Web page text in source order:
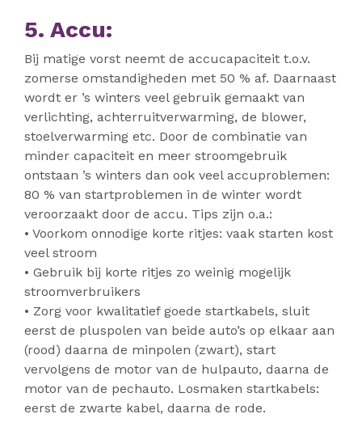
5. Accu:
Bij matige vorst neemt de accucapaciteit t.o.v.
zomerse omstandigheden met 50 % af. Daarnaast
wordt er ’s winters veel gebruik gemaakt van
verlichting, achterruitverwarming, de blower,
stoelverwarming etc. Door de combinatie van
minder capaciteit en meer stroomgebruik
ontstaan ’s winters dan ook veel accuproblemen:
80 % van startproblemen in de winter wordt
veroorzaakt door de accu. Tips zijn o.a.:
• Voorkom onnodige korte ritjes: vaak starten kost
veel stroom
• Gebruik bij korte ritjes zo weinig mogelijk
stroomverbruikers
• Zorg voor kwalitatief goede startkabels, sluit
eerst de pluspolen van beide auto’s op elkaar aan
(rood) daarna de minpolen (zwart), start
vervolgens de motor van de hulpauto, daarna de
motor van de pechauto. Losmaken startkabels:
eerst de zwarte kabel, daarna de rode.